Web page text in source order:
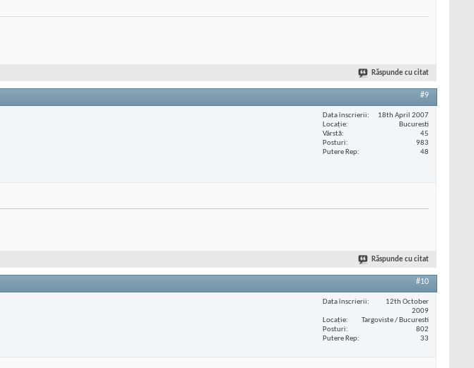
Răspunde cu citat
#9
Data înscrierii
18th April 2007
Locaţie
Bucuresti
Vârstă
45
Posturi
983
Putere Rep
48
Răspunde cu citat
#10
Data înscrierii
12th October
2009
Locaţie
Targoviste / Bucuresti
Posturi
802
Putere Rep
33